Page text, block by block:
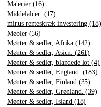
Malerier (16)
Middelalder (17)
minus renteskræk investering (18)
Møbler (36)
Mønter & sedler, Afrika (142)
Mønter & sedler, Asien. (261)
Mønter & sedler, blandede lot (4)
Mønter & sedler, England. (183)
Mønter & sedler, Finland (35)
Mønter & sedler, Grønland. (39)
Mønter & sedler, Island (18)